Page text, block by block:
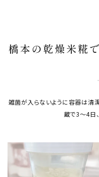
橋本の乾燥米糀
雑菌が入らないように容器は清
蔵で3〜4日